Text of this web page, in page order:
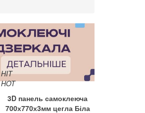
HIT
HOT
3D панель самоклеюча
700х770х3мм цегла Біла